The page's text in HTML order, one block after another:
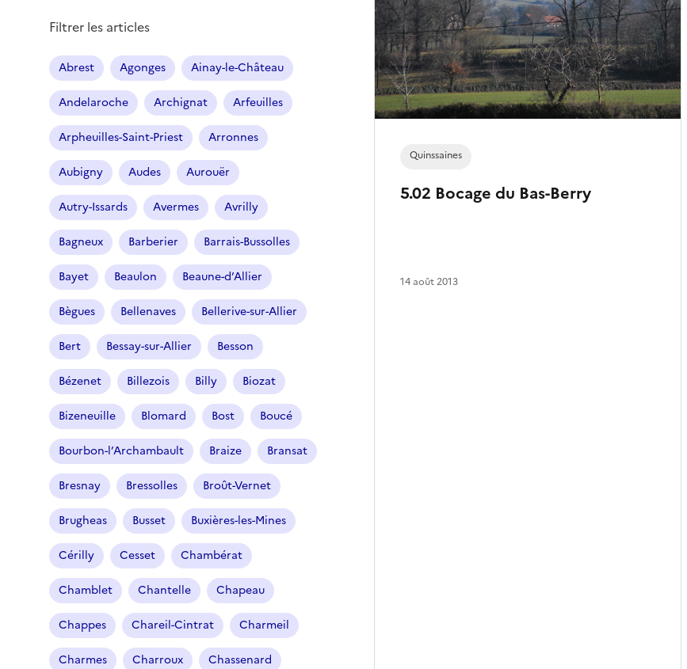
Filtrer les articles
Abrest Agonges Ainay-le-Château
Andelaroche Archignat Arfeuilles
Arpheuilles-Saint-Priest Arronnes
Aubigny Audes Aurouër
Autry-Issards Avermes Avrilly
Bagneux Barberier Barrais-Bussolles
Bayet Beaulon Beaune-d’Allier
Bègues Bellenaves Bellerive-sur-Allier
Bert Bessay-sur-Allier Besson
Bézenet Billezois Billy Biozat
Bizeneuille Blomard Bost Boucé
Bourbon-l’Archambault Braize Bransat
Bresnay Bressolles Broût-Vernet
Brugheas Busset Buxières-les-Mines
Cérilly Cesset Chambérat
Chamblet Chantelle Chapeau
Chappes Chareil-Cintrat Charmeil
Charmes Charroux Chassenard
5.02 Bocage du Bas-Berry
Quinssaines
14 août 2013